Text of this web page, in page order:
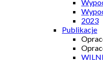
2023
Publikacje